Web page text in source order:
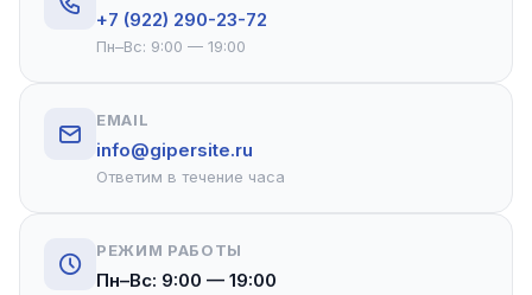
+7 (922) 290-23-72
Пн–Вс: 9:00 — 19:00
EMAIL
info@gipersite.ru
Ответим в течение часа
РЕЖИМ РАБОТЫ
Пн–Вс: 9:00 — 19:00